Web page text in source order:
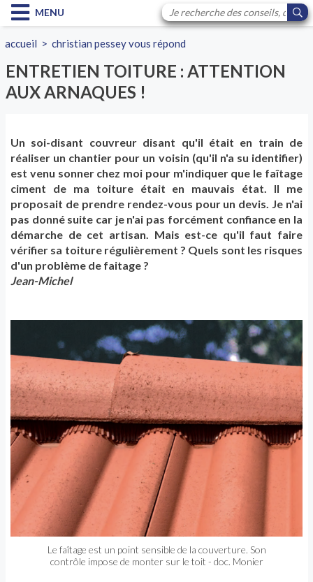
MENU
accueil >christian pessey vous répond
ENTRETIEN TOITURE : ATTENTION
AUX ARNAQUES !
Un soi-disant couvreur disant qu'il était en train de
réaliser un chantier pour un voisin (qu'il n'a su identifier)
est venu sonner chez moi pour m'indiquer que le faîtage
ciment de ma toiture était en mauvais état. Il me
proposait de prendre rendez-vous pour un devis. Je n'ai
pas donné suite car je n'ai pas forcément confiance en la
démarche de cet artisan. Mais est-ce qu'il faut faire
vérifier sa toiture régulièrement ? Quels sont les risques
d'un problème de faitage ?
Jean-Michel
Le faîtage est un point sensible de la couverture. Son
contrôle impose de monter sur le toit - doc. Monier